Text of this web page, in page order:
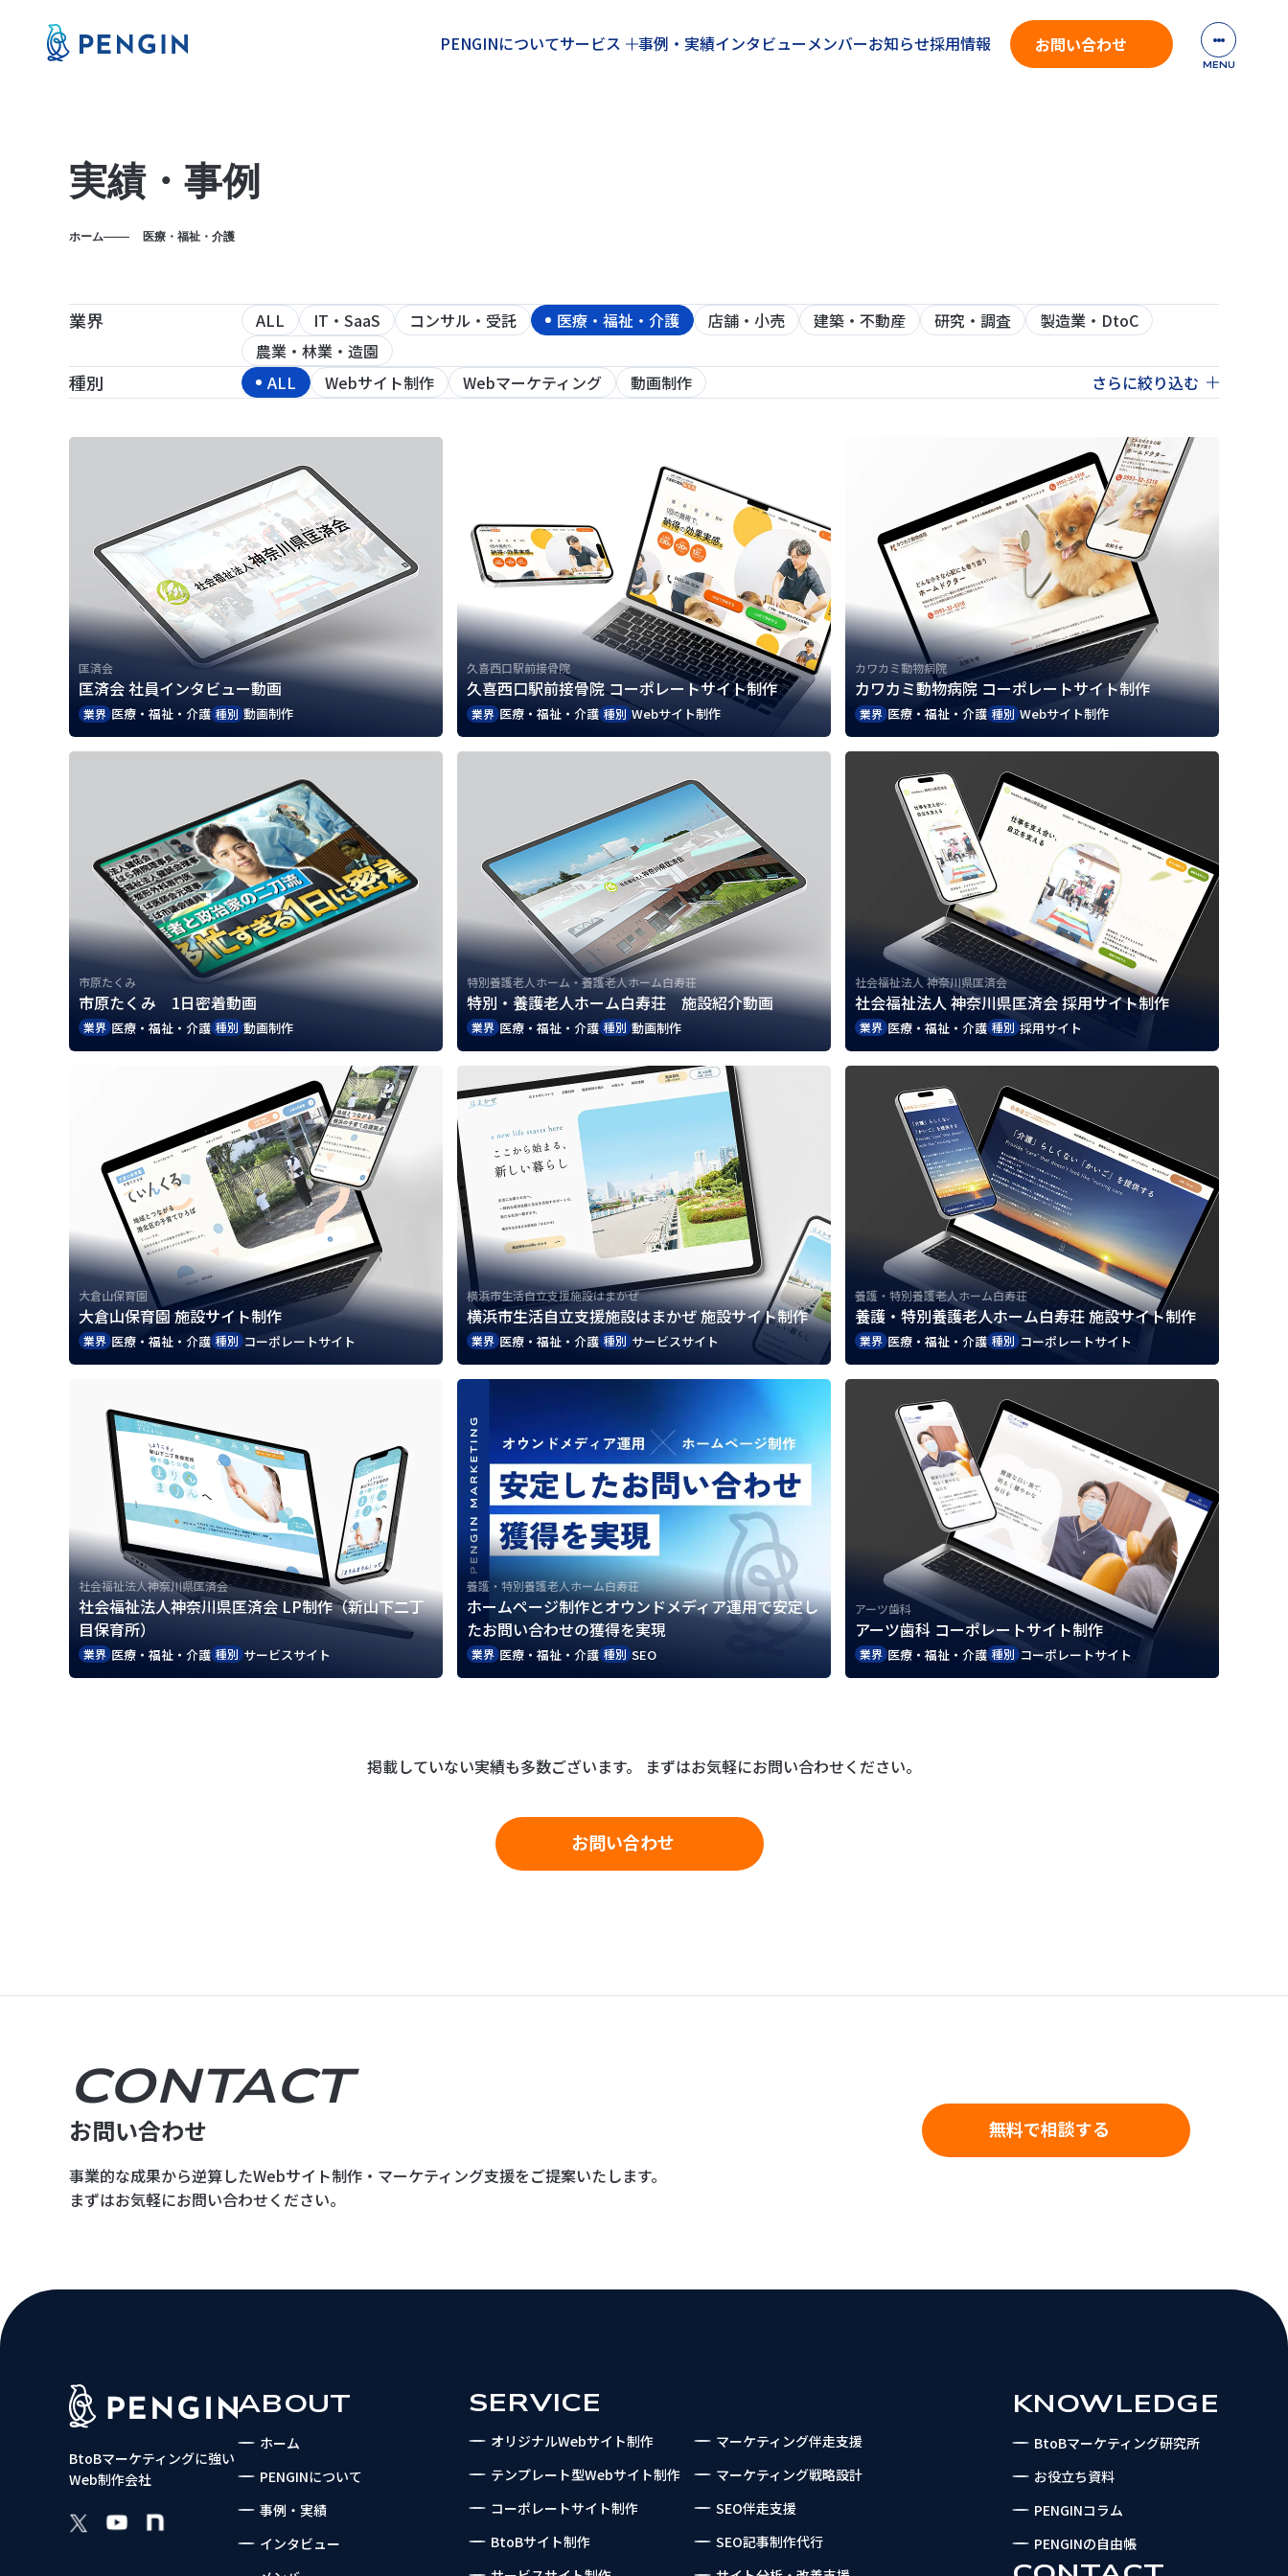
PENGINについてサービス 事例・実績インタビューメンバーお知らせ採用情報 お問い合わせ
実績・事例
ホーム 医療・福祉・介護
業界 ALL IT・SaaS コンサル・受託 医療・福祉・介護 店舗・小売 建築・不動産 研究・調査
製造業・DtoC
農業・林業・造園
種別 ALL Webサイト制作 Webマーケティング 動画制作 さらに絞り込む
匡済会
匡済会 社員インタビュー動画
業界 医療・福祉・介護 種別 動画制作
久喜西口駅前接骨院
久喜西口駅前接骨院 コーポレートサイト制作
業界 医療・福祉・介護 種別 Webサイト制作
カワカミ動物病院
カワカミ動物病院 コーポレートサイト制作
業界 医療・福祉・介護 種別 Webサイト制作
市原たくみ
市原たくみ 1日密着動画
業界 医療・福祉・介護 種別 動画制作
特別養護老人ホーム・養護老人ホーム白寿荘
特別・養護老人ホーム白寿荘 施設紹介動画
業界 医療・福祉・介護 種別 動画制作
社会福祉法人 神奈川県匡済会
社会福祉法人 神奈川県匡済会 採用サイト制作
業界 医療・福祉・介護 種別 採用サイト
大倉山保育園
大倉山保育園 施設サイト制作
業界 医療・福祉・介護 種別 コーポレートサイト
横浜市生活自立支援施設はまかぜ
横浜市生活自立支援施設はまかぜ 施設サイト制作
業界 医療・福祉・介護 種別 サービスサイト
養護・特別養護老人ホーム白寿荘
養護・特別養護老人ホーム白寿荘 施設サイト制作
業界 医療・福祉・介護 種別 コーポレートサイト
社会福祉法人神奈川県匡済会
社会福祉法人神奈川県匡済会 LP制作（新山下二丁
目保育所）
業界 医療・福祉・介護 種別 サービスサイト
養護・特別養護老人ホーム白寿荘
ホームページ制作とオウンドメディア運用で安定し
たお問い合わせの獲得を実現
業界 医療・福祉・介護 種別 SEO
アーツ歯科
アーツ歯科 コーポレートサイト制作
業界 医療・福祉・介護 種別 コーポレートサイト
掲載していない実績も多数ございます。 まずはお気軽にお問い合わせください。
お問い合わせ
CONTACT
お問い合わせ
事業的な成果から逆算したWebサイト制作・マーケティング支援をご提案いたします。
まずはお気軽にお問い合わせください。
無料で相談する
BtoBマーケティングに強い
Web制作会社
ABOUT
ホーム
PENGINについて
事例・実績
インタビュー
SERVICE
オリジナルWebサイト制作
テンプレート型Webサイト制作
コーポレートサイト制作
BtoBサイト制作
マーケティング伴走支援
マーケティング戦略設計
SEO伴走支援
SEO記事制作代行
KNOWLEDGE
BtoBマーケティング研究所
お役立ち資料
PENGINコラム
PENGINの自由帳